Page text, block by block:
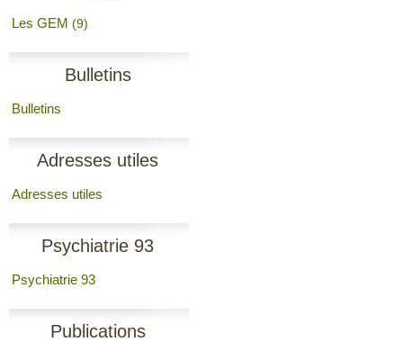
Les GEM (9)
Bulletins
Bulletins
Adresses utiles
Adresses utiles
Psychiatrie 93
Psychiatrie 93
Publications